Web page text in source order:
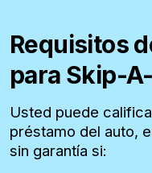
Requisitos
para Skip-
Usted puede
préstamo del auto,
sin garantía si: